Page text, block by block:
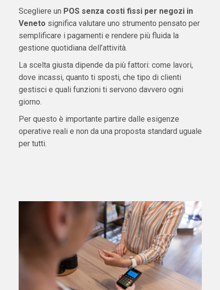
Scegliere un POS senza costi fissi per negozi in
Veneto significa valutare uno strumento pensato per
semplificare i pagamenti e rendere più fluida la
gestione quotidiana dell’attività.
La scelta giusta dipende da più fattori: come lavori,
dove incassi, quanto ti sposti, che tipo di clienti
gestisci e quali funzioni ti servono davvero ogni
giorno.
Per questo è importante partire dalle esigenze
operative reali e non da una proposta standard uguale
per tutti.